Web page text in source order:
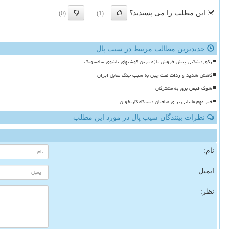
این مطلب را می پسندید؟ (1)
(0)
جدیدترین مطالب مرتبط در سیب پال
رکوردشکنی پیش فروش تازه ترین گوشیهای تاشوی سامسونگ
کاهش شدید واردات نفت چین به سبب جنگ مقابل ایران
شوک قبض برق به مشترکان
خبر مهم مالیاتی برای صاحبان دستگاه کارتخوان
نظرات بینندگان سیب پال در مورد این مطلب
نام:
ایمیل:
نظر: